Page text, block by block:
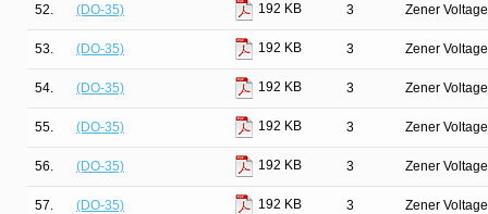
52. (DO-35) 192 KB 3 Zener
53. (DO-35) 192 KB 3 Zener
54. (DO-35) 192 KB 3 Zener
55. (DO-35) 192 KB 3 Zener
56. (DO-35) 192 KB 3 Zener
57. (DO-35) 192 KB 3 Zener